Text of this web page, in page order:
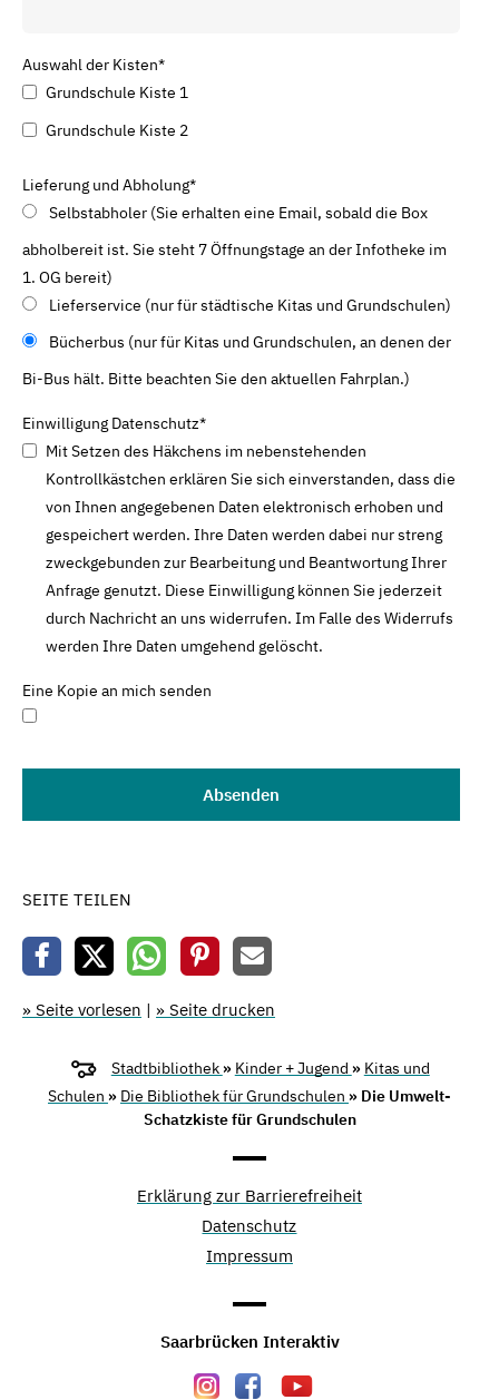
Auswahl der Kisten*
Grundschule Kiste 1
Grundschule Kiste 2
Lieferung und Abholung*
Selbstabholer (Sie erhalten eine Email, sobald die Box
abholbereit ist. Sie steht 7 Öffnungstage an der Infotheke im
1. OG bereit)
Lieferservice (nur für städtische Kitas und Grundschulen)
Bücherbus (nur für Kitas und Grundschulen, an denen der
Bi-Bus hält. Bitte beachten Sie den aktuellen Fahrplan.)
Einwilligung Datenschutz*
Mit Setzen des Häkchens im nebenstehenden
Kontrollkästchen erklären Sie sich einverstanden, dass die
von Ihnen angegebenen Daten elektronisch erhoben und
gespeichert werden. Ihre Daten werden dabei nur streng
zweckgebunden zur Bearbeitung und Beantwortung Ihrer
Anfrage genutzt. Diese Einwilligung können Sie jederzeit
durch Nachricht an uns widerrufen. Im Falle des Widerrufs
werden Ihre Daten umgehend gelöscht.
Eine Kopie an mich senden
SEITE TEILEN
» Seite vorlesen | » Seite drucken
Stadtbibliothek » Kinder + Jugend » Kitas und
Schulen » Die Bibliothek für Grundschulen » Die Umwelt-
Schatzkiste für Grundschulen
Erklärung zur Barrierefreiheit
Datenschutz
Impressum
Saarbrücken Interaktiv